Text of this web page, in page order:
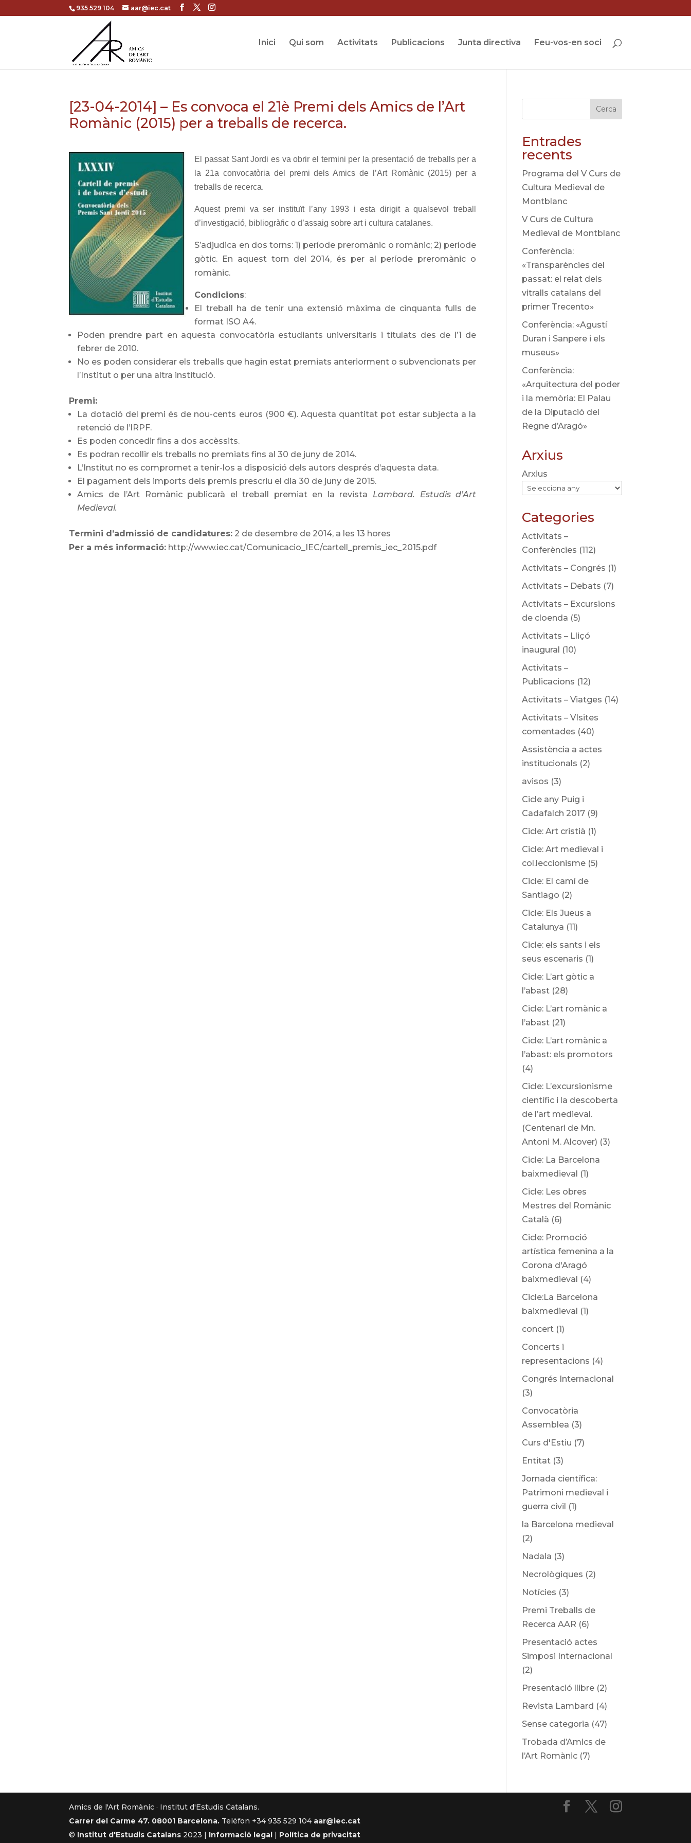
935 529 104 aar@iec.cat
Inici Qui som Activitats Publicacions Junta directiva Feu-vos-en soci
[23-04-2014] – Es convoca el 21è Premi dels Amics de l’Art
Romànic (2015) per a treballs de recerca.
El passat Sant Jordi es va obrir el termini per la presentació de treballs per a
la 21a convocatòria del premi dels Amics de l’Art Romànic (2015) per a
treballs de recerca.
Aquest premi va ser instituït l’any 1993 i esta dirigit a qualsevol treball
d’investigació, bibliogràfic o d’assaig sobre art i cultura catalanes.
S’adjudica en dos torns: 1) període preromànic o romànic; 2) període
gòtic. En aquest torn del 2014, és per al període preromànic o
romànic.
Condicions:
El treball ha de tenir una extensió màxima de cinquanta fulls de
format ISO A4.
Poden prendre part en aquesta convocatòria estudiants universitaris i titulats des de l’1 de
febrer de 2010.
No es poden considerar els treballs que hagin estat premiats anteriorment o subvencionats per
l’Institut o per una altra institució.
Premi:
La dotació del premi és de nou-cents euros (900 €). Aquesta quantitat pot estar subjecta a la
retenció de l’IRPF.
Es poden concedir fins a dos accèssits.
Es podran recollir els treballs no premiats fins al 30 de juny de 2014.
L’Institut no es compromet a tenir-los a disposició dels autors després d’aquesta data.
El pagament dels imports dels premis prescriu el dia 30 de juny de 2015.
Amics de l’Art Romànic publicarà el treball premiat en la revista Lambard. Estudis d’Art
Medieval.
Termini d’admissió de candidatures: 2 de desembre de 2014, a les 13 hores
Per a més informació: http://www.iec.cat/Comunicacio_IEC/cartell_premis_iec_2015.pdf
Cerca
Entrades
recents
Programa del V Curs de
Cultura Medieval de
Montblanc
V Curs de Cultura
Medieval de Montblanc
Conferència:
«Transparències del
passat: el relat dels
vitralls catalans del
primer Trecento»
Conferència: «Agustí
Duran i Sanpere i els
museus»
Conferència:
«Arquitectura del poder
i la memòria: El Palau
de la Diputació del
Regne d’Aragó»
Arxius
Arxius
Categories
Activitats –
Conferències (112)
Activitats – Congrés (1)
Activitats – Debats (7)
Activitats – Excursions
de cloenda (5)
Activitats – Lliçó
inaugural (10)
Activitats –
Publicacions (12)
Activitats – Viatges (14)
Activitats – VIsites
comentades (40)
Assistència a actes
institucionals (2)
avisos (3)
Cicle any Puig i
Cadafalch 2017 (9)
Cicle: Art cristià (1)
Cicle: Art medieval i
col.leccionisme (5)
Cicle: El camí de
Santiago (2)
Cicle: Els Jueus a
Catalunya (11)
Cicle: els sants i els
seus escenaris (1)
Cicle: L’art gòtic a
l’abast (28)
Cicle: L’art romànic a
l’abast (21)
Cicle: L’art romànic a
l’abast: els promotors
(4)
Cicle: L’excursionisme
científic i la descoberta
de l’art medieval.
(Centenari de Mn.
Antoni M. Alcover) (3)
Cicle: La Barcelona
baixmedieval (1)
Cicle: Les obres
Mestres del Romànic
Català (6)
Cicle: Promoció
artística femenina a la
Corona d'Aragó
baixmedieval (4)
Cicle:La Barcelona
baixmedieval (1)
concert (1)
Concerts i
representacions (4)
Congrés Internacional
(3)
Convocatòria
Assemblea (3)
Curs d'Estiu (7)
Entitat (3)
Jornada científica:
Patrimoni medieval i
guerra civil (1)
la Barcelona medieval
(2)
Nadala (3)
Necrològiques (2)
Notícies (3)
Premi Treballs de
Recerca AAR (6)
Presentació actes
Simposi Internacional
(2)
Presentació llibre (2)
Revista Lambard (4)
Sense categoria (47)
Trobada d’Amics de
l’Art Romànic (7)
Amics de l'Art Romànic · Institut d'Estudis Catalans.
Carrer del Carme 47. 08001 Barcelona. Telèfon +34 935 529 104 aar@iec.cat
© Institut d'Estudis Catalans 2023 | Informació legal | Política de privacitat